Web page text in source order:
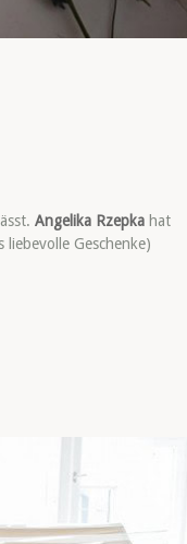
Angelika Rzepka hat
Geschenke)